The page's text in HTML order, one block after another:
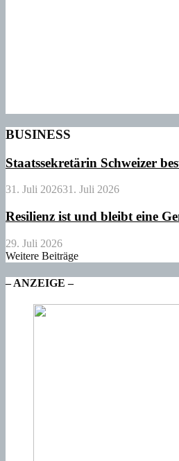
BUSINESS
Staatssekretärin Schweizer
31. Juli 202631. Juli 2026
Resilienz ist und bleibt eine
29. Juli 2026
Weitere Beiträge
– ANZEIGE –